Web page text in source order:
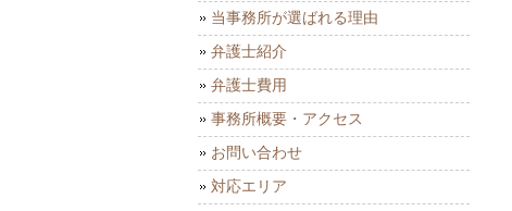
当事務所が選ばれる理由
弁護士紹介
弁護士費用
事務所概要・アクセス
お問い合わせ
対応エリア